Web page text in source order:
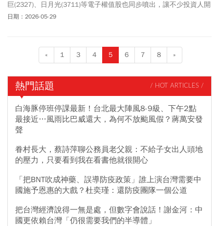
巨(2327)、日月光(3711)等電子權值股也同步噴出，讓不少投資人開
始思考：「現在到底還能不能追？」曾擔任群益馬拉松、復華中小
進封裝帶來的新一波產業重估。他更點名，台積電股價衝5000元
「絕對不是終點」、聯電適合短線操作，而日月光將成為下一波封
日期：2026-05-29
« 1 3 4 5 6 7 8 »
熱門話題 / HOT ARTICLES /
白海豚停班停課最新！台北最大陣風8-9級、下午2點
最接近…風雨比巴威還大，為何不放颱風假？蔣萬安發
聲
眷村長大，蔡詩萍聊公務員老父親：不給子女出人頭地
的壓力，只要看到我在看書他就很開心
「把BNT吹成神藥、誤導防疫政策」誰上演台灣需要中
國施予恩惠的大戲？杜奕瑾：還防疫團隊一個公道
把台灣經濟說得一無是處，但數字會說話！謝金河：中
國更依賴台灣「仍很需要我們的半導體」